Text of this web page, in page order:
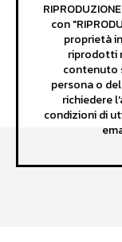
con
proprietà
riprodotti
contenuto
persona o
richiedere
condizioni di